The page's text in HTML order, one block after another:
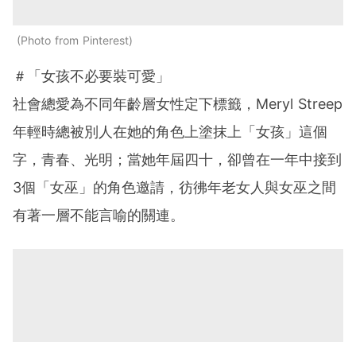
Photo from Pinterest
＃「女孩不必要裝可愛」
社會總愛為不同年齡層女性定下標籤，Meryl Streep
年輕時總被別人在她的角色上塗抹上「女孩」這個
字，青春、光明；當她年屆四十，卻曾在一年中接到
3個「女巫」的角色邀請，彷彿年老女人與女巫之間
有著一層不能言喻的關連。